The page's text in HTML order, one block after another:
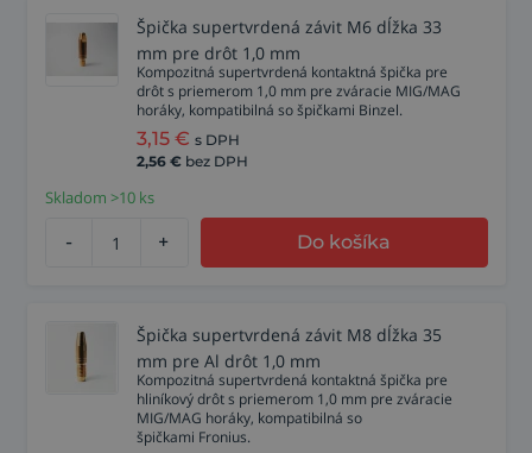
Špička supertvrdená závit M6 dĺžka 33
mm pre drôt 1,0 mm
Kompozitná supertvrdená kontaktná špička pre
drôt s priemerom 1,0 mm pre zváracie MIG/MAG
horáky, kompatibilná so špičkami Binzel.
3,15 € s DPH
2,56 € bez DPH
Skladom >10 ks
- + Do košíka
Špička supertvrdená závit M8 dĺžka 35
mm pre Al drôt 1,0 mm
Kompozitná supertvrdená kontaktná špička pre
hliníkový drôt s priemerom 1,0 mm pre zváracie
MIG/MAG horáky, kompatibilná so
špičkami Fronius.